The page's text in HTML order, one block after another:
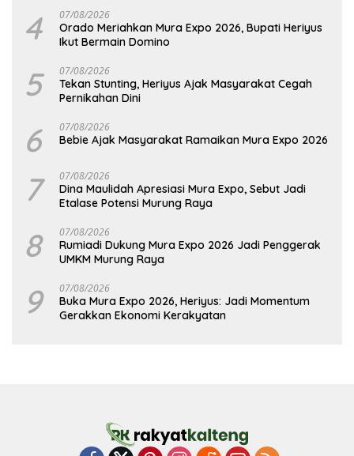
4 07/08/2026
Orado Meriahkan Mura Expo 2026, Bupati Heriyus
Ikut Bermain Domino
5 07/08/2026
Tekan Stunting, Heriyus Ajak Masyarakat Cegah
Pernikahan Dini
6 07/08/2026
Bebie Ajak Masyarakat Ramaikan Mura Expo 2026
7 07/08/2026
Dina Maulidah Apresiasi Mura Expo, Sebut Jadi
Etalase Potensi Murung Raya
8 07/08/2026
Rumiadi Dukung Mura Expo 2026 Jadi Penggerak
UMKM Murung Raya
9 07/08/2026
Buka Mura Expo 2026, Heriyus: Jadi Momentum
Gerakkan Ekonomi Kerakyatan